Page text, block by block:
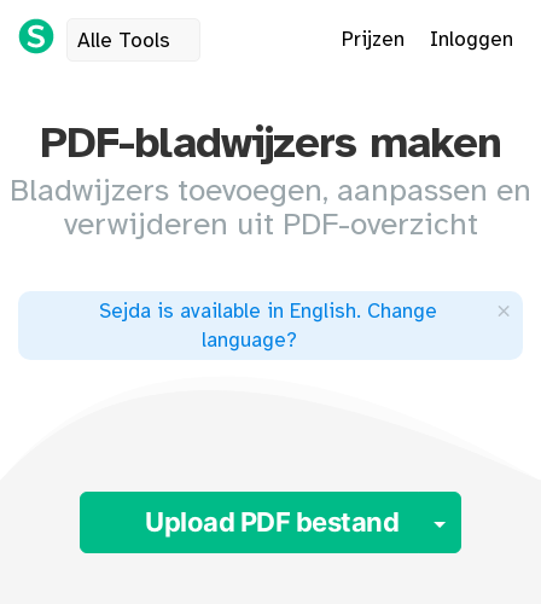
Alle Tools Prijzen Inloggen
PDF-bladwijzers maken
Bladwijzers toevoegen, aanpassen en
verwijderen uit PDF-overzicht
Sejda is available in English. Change
language?
×
Upload PDF bestand